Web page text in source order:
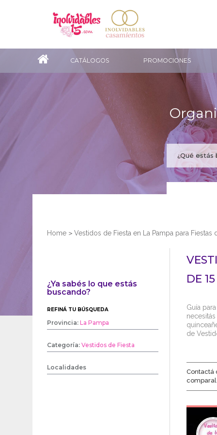
CATÁLOGOS PROMOCIONES
Home >Vestidos de Fiesta en La Pampa para Fiestas
¿Ya sabés lo que estás
buscando?
REFINÁ TU BÚSQUEDA
Provincia:La Pampa
Categoría:Vestidos de Fiesta
Localidades
DE 15
Guía
de
Contactá